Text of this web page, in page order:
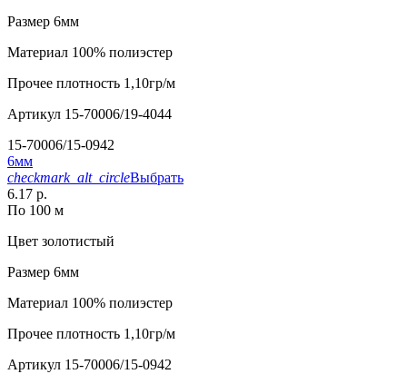
Размер 6мм
Материал 100% полиэстер
Прочее плотность 1,10гр/м
Артикул 15-70006/19-4044
15-70006/15-0942
6мм
checkmark_alt_circleВыбрать
6.17 р.
По 100 м
Цвет золотистый
Размер 6мм
Материал 100% полиэстер
Прочее плотность 1,10гр/м
Артикул 15-70006/15-0942